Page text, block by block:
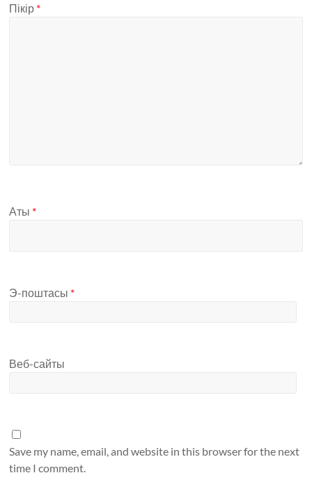
Пікір *
Аты *
Э-поштасы *
Веб-сайты
Save my name, email, and website in this browser for the next
time I comment.